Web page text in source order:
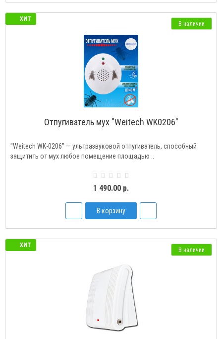
ХИТ
В наличии
Отпугиватель мух "Weitech WK0206"
"Weitech WK-0206" — ультразвуковой отпугиватель, способный
защитить от мух любое помещение площадью ..
1 490.00 р.
В корзину
ХИТ
В наличии